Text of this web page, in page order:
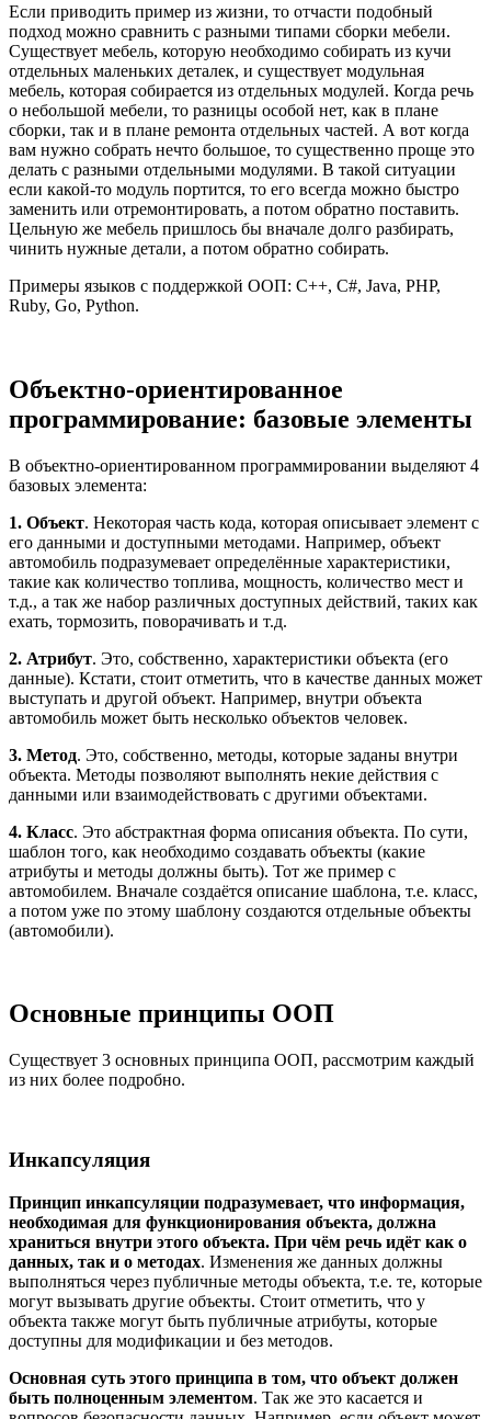
Если приводить пример из жизни, то отчасти подобный
подход можно сравнить с разными типами сборки мебели.
Существует мебель, которую необходимо собирать из кучи
отдельных маленьких деталек, и существует модульная
мебель, которая собирается из отдельных модулей. Когда речь
о небольшой мебели, то разницы особой нет, как в плане
сборки, так и в плане ремонта отдельных частей. А вот когда
вам нужно собрать нечто большое, то существенно проще это
делать с разными отдельными модулями. В такой ситуации
если какой-то модуль портится, то его всегда можно быстро
заменить или отремонтировать, а потом обратно поставить.
Цельную же мебель пришлось бы вначале долго разбирать,
чинить нужные детали, а потом обратно собирать.
Примеры языков с поддержкой ООП: C++, C#, Java, PHP,
Ruby, Go, Python.
Объектно-ориентированное
программирование: базовые элементы
В объектно-ориентированном программировании выделяют 4
базовых элемента:
1. Объект. Некоторая часть кода, которая описывает элемент с
его данными и доступными методами. Например, объект
автомобиль подразумевает определённые характеристики,
такие как количество топлива, мощность, количество мест и
т.д., а так же набор различных доступных действий, таких как
ехать, тормозить, поворачивать и т.д.
2. Атрибут. Это, собственно, характеристики объекта (его
данные). Кстати, стоит отметить, что в качестве данных может
выступать и другой объект. Например, внутри объекта
автомобиль может быть несколько объектов человек.
3. Метод. Это, собственно, методы, которые заданы внутри
объекта. Методы позволяют выполнять некие действия с
данными или взаимодействовать с другими объектами.
4. Класс. Это абстрактная форма описания объекта. По сути,
шаблон того, как необходимо создавать объекты (какие
атрибуты и методы должны быть). Тот же пример с
автомобилем. Вначале создаётся описание шаблона, т.е. класс,
а потом уже по этому шаблону создаются отдельные объекты
(автомобили).
Основные принципы ООП
Существует 3 основных принципа ООП, рассмотрим каждый
из них более подробно.
Инкапсуляция
Принцип инкапсуляции подразумевает, что информация,
необходимая для функционирования объекта, должна
храниться внутри этого объекта. При чём речь идёт как о
данных, так и о методах. Изменения же данных должны
выполняться через публичные методы объекта, т.е. те, которые
могут вызывать другие объекты. Стоит отметить, что у
объекта также могут быть публичные атрибуты, которые
доступны для модификации и без методов.
Основная суть этого принципа в том, что объект должен
быть полноценным элементом. Так же это касается и